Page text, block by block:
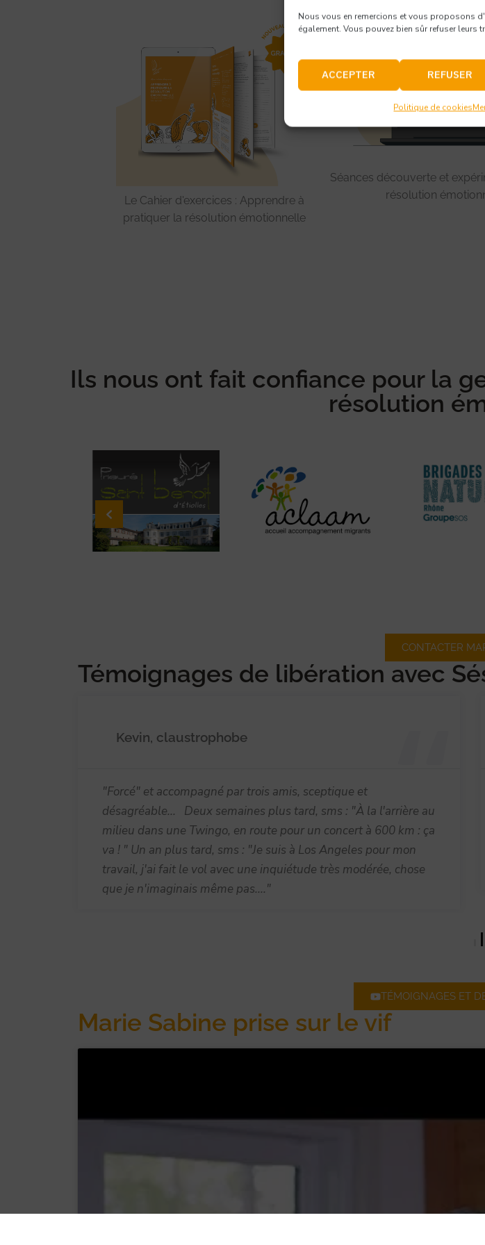
Nous vous en remercions et vous proposons
également. Vous pouvez bien sûr refuser leurs
ACCEPTER REFUSER
Politique de cookies
Le Cahier d'exercices : Apprendre à
pratiquer la résolution émotionnelle
Séances découverte et
résolution
Ils nous ont fait confiance pour la
résolution
CONTACTER
Témoignages de libération avec
Kevin, claustrophobe
"Forcé" et accompagné par trois amis, sceptique et
désagréable... Deux semaines plus tard, sms : "À la l'arrière au
milieu dans une Twingo, en route pour un concert à 600 km : ça
va ! " Un an plus tard, sms : "Je suis à Los Angeles pour mon
travail, j'ai fait le vol avec une inquiétude très modérée, chose
que je n'imaginais même pas...."
TÉMOIGNAGES ET
Marie Sabine prise sur le vif